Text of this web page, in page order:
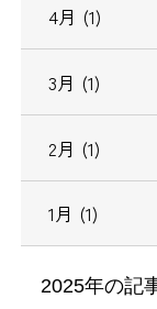
4月 (1)
3月 (1)
2月 (1)
1月 (1)
2025年の記